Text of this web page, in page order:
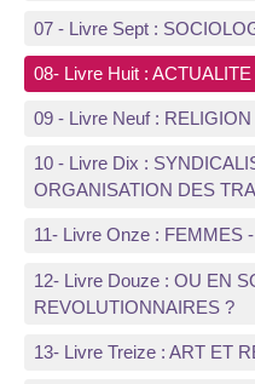
07 - Livre Sept :
08- Livre Huit :
09 - Livre Neuf : RELIGION
10 - Livre Dix :
ORGANISATION DES
11- Livre Onze : FEMMES
12- Livre Douze : OU EN
REVOLUTIONNAIRES ?
13- Livre Treize : ART ET